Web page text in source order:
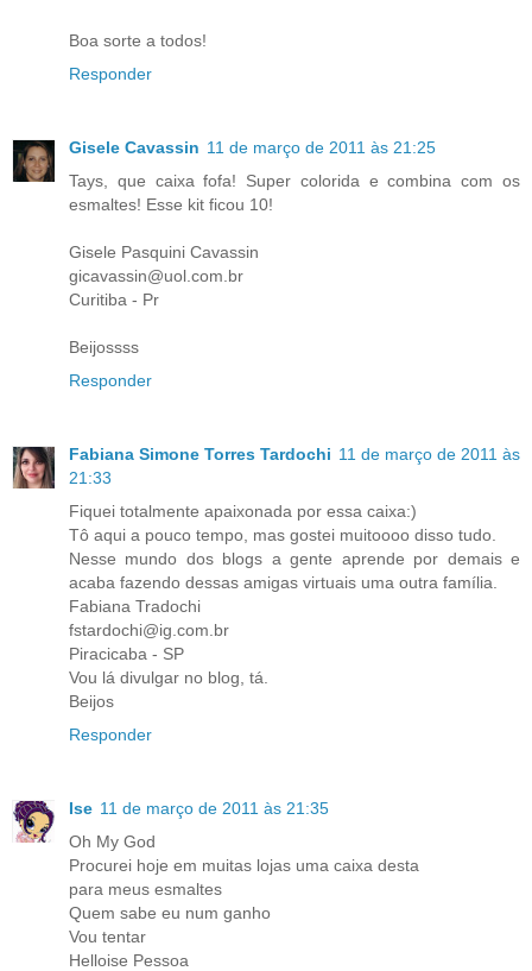
Boa sorte a todos!
Responder
Gisele Cavassin 11 de março de 2011 às 21:25
Tays, que caixa fofa! Super colorida e combina com os
esmaltes! Esse kit ficou 10!
Gisele Pasquini Cavassin
gicavassin@uol.com.br
Curitiba - Pr
Beijossss
Responder
Fabiana Simone Torres Tardochi 11 de março de 2011 às
21:33
Fiquei totalmente apaixonada por essa caixa:)
Tô aqui a pouco tempo, mas gostei muitoooo disso tudo.
Nesse mundo dos blogs a gente aprende por demais e
acaba fazendo dessas amigas virtuais uma outra família.
Fabiana Tradochi
fstardochi@ig.com.br
Piracicaba - SP
Vou lá divulgar no blog, tá.
Beijos
Responder
Ise 11 de março de 2011 às 21:35
Oh My God
Procurei hoje em muitas lojas uma caixa desta
para meus esmaltes
Quem sabe eu num ganho
Vou tentar
Helloise Pessoa